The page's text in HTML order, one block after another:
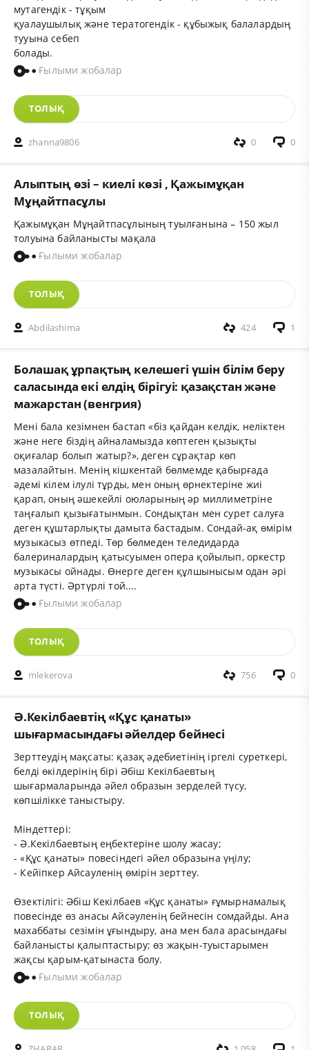
мутагендік - тұқым
қуалаушылық және тератогендік - құбыжық балалардың
тууына себеп
болады.
Ғылыми жобалар
ТОЛЫҚ
zhanna9806 0
0
Алыптың өзі – киелі көзі , Қажымұқан
Мұңайтпасұлы
Қажымұқан Мұңайтпасұлының туылғанына – 150 жыл
толуына байланысты мақала
Ғылыми жобалар
ТОЛЫҚ
Abdilashima 1
424
Болашақ ұрпақтың келешегі үшін білім беру
саласында екі елдің бірігуі: қазақстан және
мажарстан (венгрия)
Мені бала кезімнен бастап «біз қайдан келдік, неліктен
және неге біздің айналамызда көптеген қызықты
оқиғалар болып жатыр?», деген сұрақтар көп
мазалайтын. Менің кішкентай бөлмемде қабырғада
әдемі кілем ілулі тұрды, мен оның өрнектеріне жиі
қарап, оның әшекейлі оюларының әр миллиметріне
таңғалып қызығатынмын. Сондықтан мен сурет салуға
деген құштарлықты дамыта бастадым. Сондай-ақ өмірім
музыкасыз өтпеді. Төр бөлмеден теледидарда
балериналардың қатысуымен опера қойылып, оркестр
музыкасы ойнады. Өнерге деген құлшынысым одан әрі
арта түсті. Әртүрлі той....
Ғылыми жобалар
ТОЛЫҚ
mlekerova 0
756
Ә.Кекілбаевтің «Құс қанаты»
шығармасындағы әйелдер бейнесі
Зерттеудің мақсаты: қазақ әдебиетінің іргелі суреткері,
белді өкілдерінің бірі Әбіш Кекілбаевтың
шығармаларында әйел образын зерделей түсу,
көпшілікке таныстыру.
Міндеттері:
- Ә.Кекілбаевтың еңбектеріне шолу жасау;
- «Құс қанаты» повесіндегі әйел образына үңілу;
- Кейіпкер Айсауленің өмірін зерттеу.
Өзектілігі: Әбіш Кекілбаев «Құс қанаты» ғұмырнамалық
повесінде өз анасы Айсәуленің бейнесін сомдайды. Ана
махаббаты сезімін ұғындыру, ана мен бала арасындағы
байланысты қалыптастыру; өз жақын-туыстарымен
жақсы қарым-қатынаста болу.
Ғылыми жобалар
ТОЛЫҚ